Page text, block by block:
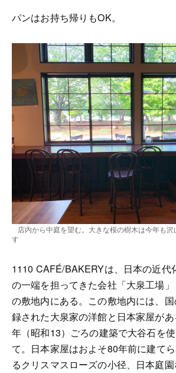
パンはお持ち帰りもOK。
店内から中庭を望む。大きな桜の樹木は今年も
す
1110 CAFÉ/BAKERYは、日本の近代
の一端を担ってきた会社「大泉工場」
の敷地内にある。この敷地内には、
録された大泉家の洋館と日本家屋が
年（昭和13）ごろの建築で大谷石を
て。日本家屋はおよそ80年前に建て
るクリスマスローズの小径、日本庭